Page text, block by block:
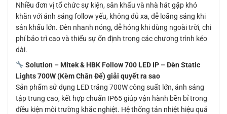
Nhiều đơn vị tổ chức sự kiện, sân khấu và nhà hát gặp khó
khăn với ánh sáng follow yếu, không đủ xa, dễ loãng sáng khi
sân khấu lớn. Đèn nhanh nóng, dễ hỏng khi dùng ngoài trời, chi
phí bảo trì cao và thiếu sự ổn định trong các chương trình kéo
dài.
Solution – Mitek & HBK Follow 700 LED IP – Đèn Static
Lights 700W (Kèm Chân Đế) giải quyết ra sao
Sản phẩm sử dụng LED trắng 700W công suất lớn, ánh sáng
tập trung cao, kết hợp chuẩn IP65 giúp vận hành bền bỉ trong
điều kiện môi trường khắc nghiệt. Hệ thống tản nhiệt hiệu quả